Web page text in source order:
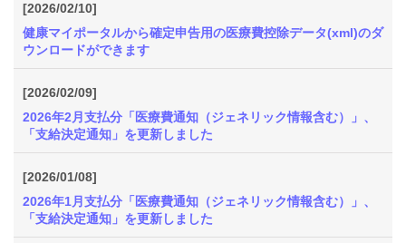
[2026/02/10]
健康マイポータルから確定申告用の医療費控除データ(xml)のダ
ウンロードができます
[2026/02/09]
2026年2月支払分「医療費通知（ジェネリック情報含む）」、
「支給決定通知」を更新しました
[2026/01/08]
2026年1月支払分「医療費通知（ジェネリック情報含む）」、
「支給決定通知」を更新しました